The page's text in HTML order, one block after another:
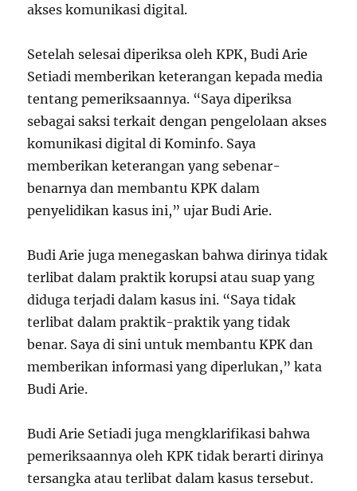
akses komunikasi digital.
Setelah selesai diperiksa oleh KPK, Budi Arie
Setiadi memberikan keterangan kepada media
tentang pemeriksaannya. “Saya diperiksa
sebagai saksi terkait dengan pengelolaan akses
komunikasi digital di Kominfo. Saya
memberikan keterangan yang sebenar-
benarnya dan membantu KPK dalam
penyelidikan kasus ini,” ujar Budi Arie.
Budi Arie juga menegaskan bahwa dirinya tidak
terlibat dalam praktik korupsi atau suap yang
diduga terjadi dalam kasus ini. “Saya tidak
terlibat dalam praktik-praktik yang tidak
benar. Saya di sini untuk membantu KPK dan
memberikan informasi yang diperlukan,” kata
Budi Arie.
Budi Arie Setiadi juga mengklarifikasi bahwa
pemeriksaannya oleh KPK tidak berarti dirinya
tersangka atau terlibat dalam kasus tersebut.